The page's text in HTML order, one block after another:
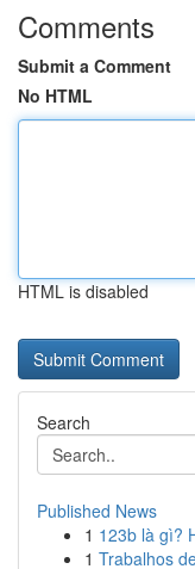
Comments
Submit a Comment
No HTML
HTML is disabled
Search
Published News
1 123b là gì?
1 Trabalhos